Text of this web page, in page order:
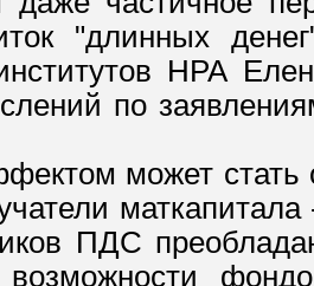
"длинных
НРА
по
может стать
ПДС
возможности